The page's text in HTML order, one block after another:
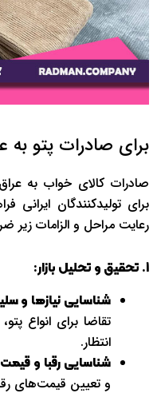
برای صادرات پتو به
صادرات کالای خواب به
برای تولیدکنندگان
رعایت مراحل و الزامات زیر
1. تحقیق و تحلیل بازار:
شناسایی نیازها و
تقاضا برای انواع
انتظار.
شناسایی رقبا و
و تعیین قیمت‌های